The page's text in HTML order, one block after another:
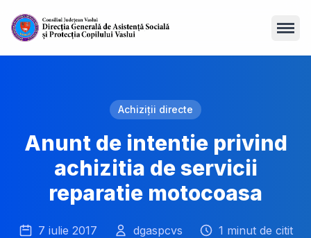
Achiziții directe
Anunt de intentie privind
achizitia de servicii
reparatie motocoasa
7 iulie 2017 dgaspcvs
1 minut de citit